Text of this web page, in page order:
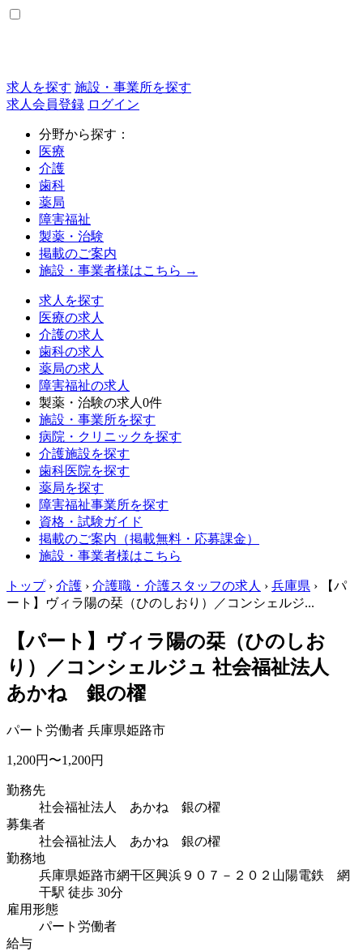
求人を探す 施設・事業所を探す
求人会員登録 ログイン
分野から探す：
医療
介護
歯科
薬局
障害福祉
製薬・治験
掲載のご案内
施設・事業者様はこちら →
求人を探す
医療の求人
介護の求人
歯科の求人
薬局の求人
障害福祉の求人
製薬・治験の求人 0件
施設・事業所を探す
病院・クリニックを探す
介護施設を探す
歯科医院を探す
薬局を探す
障害福祉事業所を探す
資格・試験ガイド
掲載のご案内（掲載無料・応募課金）
施設・事業者様はこちら
トップ › 介護 › 介護職・介護スタッフの求人 › 兵庫県 ›
【パ
ート】ヴィラ陽の栞（ひのしおり）／コンシェルジ...
【パート】ヴィラ陽の栞（ひのしお
り）／コンシェルジュ 社会福祉法人
あかね 銀の櫂
パート労働者 兵庫県姫路市
1,200円〜1,200円
勤務先
社会福祉法人 あかね 銀の櫂
募集者
社会福祉法人 あかね 銀の櫂
勤務地
兵庫県姫路市網干区興浜９０７－２０２ 山陽電鉄 網
干駅 徒歩 30分
雇用形態
パート労働者
給与